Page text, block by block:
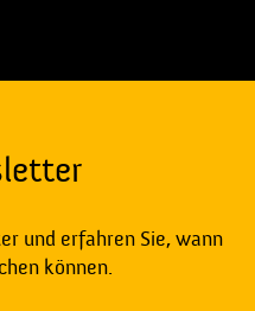
und erfahren Sie, wann
können.